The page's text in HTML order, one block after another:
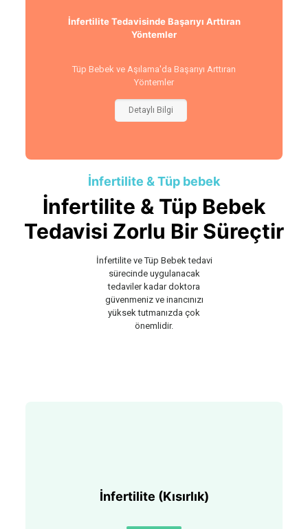
İnfertilite Tedavisinde Başarıyı Arttıran
Yöntemler
Tüp Bebek ve Aşılama'da Başarıyı Arttıran
Yöntemler
Detaylı Bilgi
İnfertilite & Tüp bebek
İnfertilite & Tüp Bebek
Tedavisi Zorlu Bir Süreçtir
İnfertilite ve Tüp Bebek tedavi
sürecinde uygulanacak
tedaviler kadar doktora
güvenmeniz ve inancınızı
yüksek tutmanızda çok
önemlidir.
İnfertilite (Kısırlık)